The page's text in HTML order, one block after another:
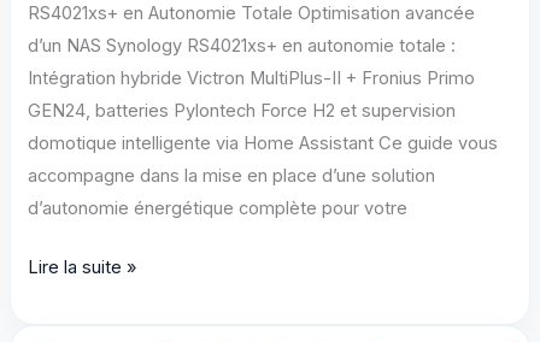
RS4021xs+ en Autonomie Totale Optimisation avancée
d’un NAS Synology RS4021xs+ en autonomie totale :
Intégration hybride Victron MultiPlus-II + Fronius Primo
GEN24, batteries Pylontech Force H2 et supervision
domotique intelligente via Home Assistant Ce guide vous
accompagne dans la mise en place d’une solution
d’autonomie énergétique complète pour votre
**Optimisation
Lire la suite »